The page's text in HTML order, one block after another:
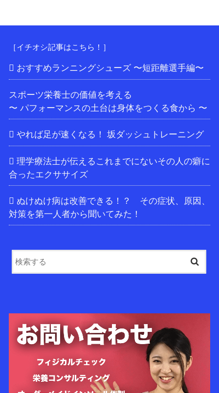
［イチオシ記事はこちら！］
おすすめランニングシューズ 〜短距離選手編〜
スポーツ栄養士の価値を考える
〜 パフォーマンスの土台は身体をつくる食から 〜
やれば足が速くなる！ 坂ダッシュトレーニング
理学療法士が伝えるこれまでにないその人の癖に
合ったエクササイズ
ぬけぬけ病は改善できる！？ その症状、原因、
対策を第一人者から聞いてみた！